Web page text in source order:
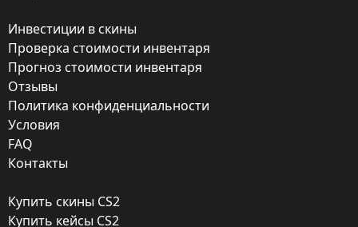
Exterior:
Немного поношенное
Дискотехника
Finish catalog:
Инвестиции в скины
Проверка стоимости инвентаря
Прогноз стоимости инвентаря
Отзывы
Политика конфиденциальности
Условия
FAQ
Контакты
Купить скины CS2
Купить кейсы CS2